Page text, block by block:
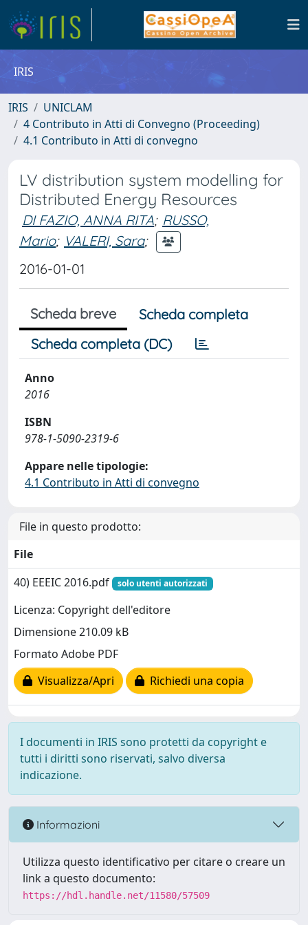
IRIS
IRIS
UNICLAM
4 Contributo in Atti di Convegno (Proceeding)
4.1 Contributo in Atti di convegno
LV distribution system modelling for
Distributed Energy Resources
DI FAZIO, ANNA RITA; RUSSO,
Mario; VALERI, Sara;
2016-01-01
Scheda breve
Scheda completa
Scheda completa (DC)
Anno
2016
ISBN
978-1-5090-2319-6
Appare nelle tipologie:
4.1 Contributo in Atti di convegno
File in questo prodotto:
File
40) EEEIC 2016.pdf
solo utenti autorizzati
Licenza: Copyright dell'editore
Dimensione 210.09 kB
Formato Adobe PDF
Visualizza/Apri
Richiedi una copia
I documenti in IRIS sono protetti da copyright e
tutti i diritti sono riservati, salvo diversa
indicazione.
Informazioni
Utilizza questo identificativo per citare o creare un
link a questo documento:
https://hdl.handle.net/11580/57509